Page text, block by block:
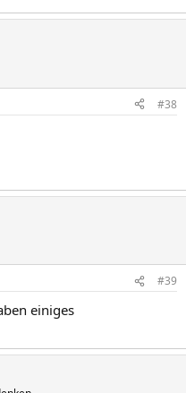
#38
#39
einiges